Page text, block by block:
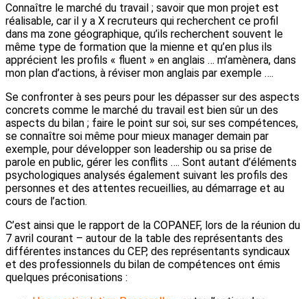
Connaître le marché du travail ; savoir que mon projet est
réalisable, car il y a X recruteurs qui recherchent ce profil
dans ma zone géographique, qu’ils recherchent souvent le
même type de formation que la mienne et qu’en plus ils
apprécient les profils « fluent » en anglais … m’amènera, dans
mon plan d’actions, à réviser mon anglais par exemple ….
Se confronter à ses peurs pour les dépasser sur des aspects
concrets comme le marché du travail est bien sûr un des
aspects du bilan ; faire le point sur soi, sur ses compétences,
se connaître soi même pour mieux manager demain par
exemple, pour développer son leadership ou sa prise de
parole en public, gérer les conflits …. Sont autant d’éléments
psychologiques analysés également suivant les profils des
personnes et des attentes recueillies, au démarrage et au
cours de l’action.
C’est ainsi que le rapport de la COPANEF, lors de la réunion du
7 avril courant – autour de la table des représentants des
différentes instances du CEP, des représentants syndicaux
et des professionnels du bilan de compétences ont émis
quelques préconisations :